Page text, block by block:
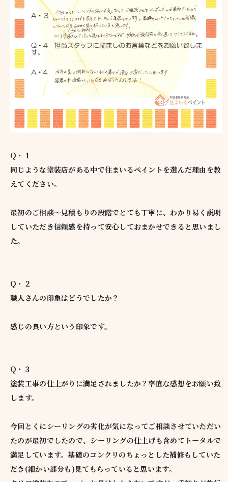
Q・１
同じような塗装店がある中で住まいるペイントを選んだ理由を教
えてください。
最初のご相談～見積もりの段階でとても丁寧に、わかり易く説明
していただき信頼感を持って安心しておまかせできると思いまし
た。
Q・２
職人さんの印象はどうでしたか？
感じの良い方という印象です。
Q・３
塗装工事の仕上がりに満足されましたか？率直な感想をお願い致
します。
今回とくにシーリングの劣化が気になってご相談させていただい
たのが最初でしたので、シーリングの仕上げも含めてトータルで
満足しています。基礎のコンクリのちょっとした補修もしていた
だき(細かい部分も)見てもらっていると思います。